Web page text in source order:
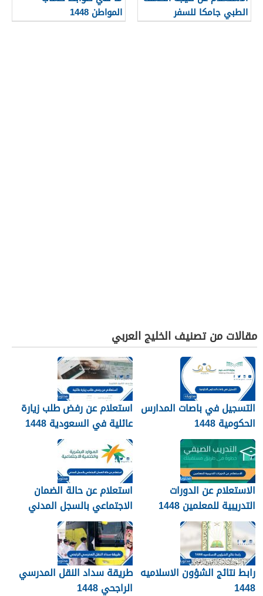
الطبي جامكا للسفر
للسعودية 1448
المواطن 1448
مقالات من تصنيف الخليج العربي
التسجيل في باصات المدارس
الحكومية 1448
استعلام عن رفض طلب زيارة
عائلية في السعودية 1448
الرابط والطريقة
الاستعلام عن الدورات
التدريبية للمعلمين 1448
استعلام عن حالة الضمان
الاجتماعي بالسجل المدني
1448
رابط نتائج الشؤون الاسلاميه
1448
طريقة سداد النقل المدرسي
الراجحي 1448